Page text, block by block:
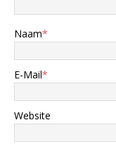
Naam*
E-Mail*
Website